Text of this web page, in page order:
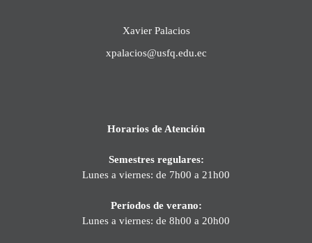
Xavier Palacios
xpalacios@usfq.edu.ec
Horarios de Atención
Semestres regulares:
Lunes a viernes: de 7h00 a 21h00
Períodos de verano:
Lunes a viernes: de 8h00 a 20h00